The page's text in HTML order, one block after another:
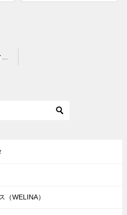
アテニアのクレンジングオイルはたっぷり2ヶ月使えて1,836円！使い勝手・コスパ共に◎！
（WELINA）